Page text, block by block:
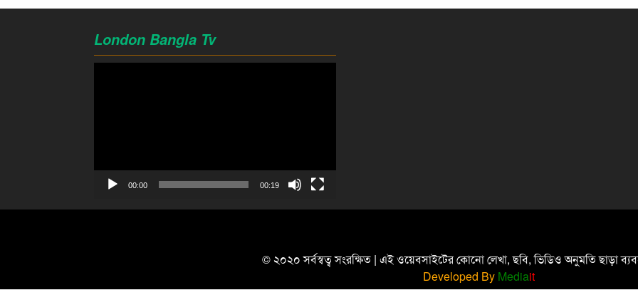
London Bangla Tv
00:00 00:19
© ২০২০ সর্বস্বত্ব সংরক্ষিত | এই ওয়েবসাইটের কোনো লেখা, ছবি, ভিডিও অনুমতি ছাড়া
Developed By Mediait